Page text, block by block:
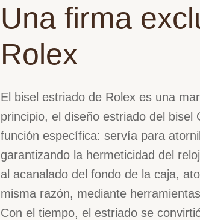
Una firma
Rolex
El bisel estriado de Rolex es una
principio, el diseño estriado del bisel
función específica: servía para
garantizando la hermeticidad del
al acanalado del fondo de la caja,
misma razón, mediante
Con el tiempo, el estriado se